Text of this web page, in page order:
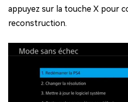
appuyez sur la touche X pour
reconstruction.